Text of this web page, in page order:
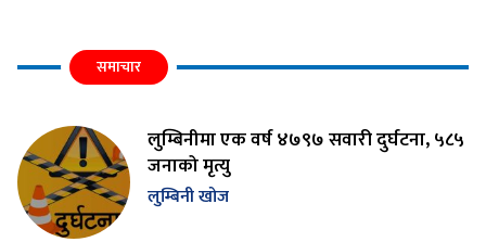
समाचार
लुम्बिनीमा एक वर्ष ४७९७ सवारी दुर्घटना, ५८५
जनाको मृत्यु
लुम्बिनी खोज